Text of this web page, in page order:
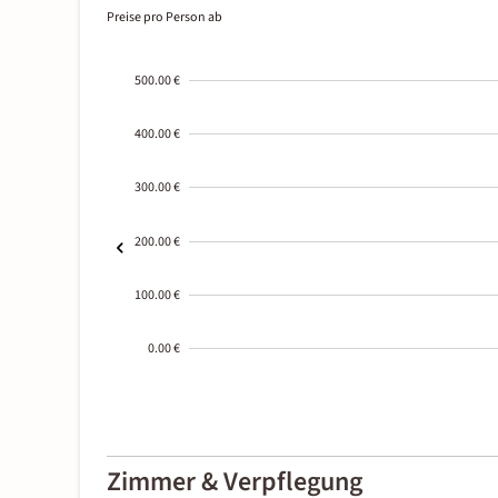
Preise pro Person ab
500.00 €
400.00 €
300.00 €
200.00 €
100.00 €
0.00 €
01-02
Zimmer & Verpflegung